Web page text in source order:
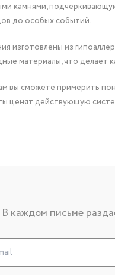
камнями,
до особых событий.
изготовлены из
материалы, что делает
вы сможете примерить
действующую
каждом письме